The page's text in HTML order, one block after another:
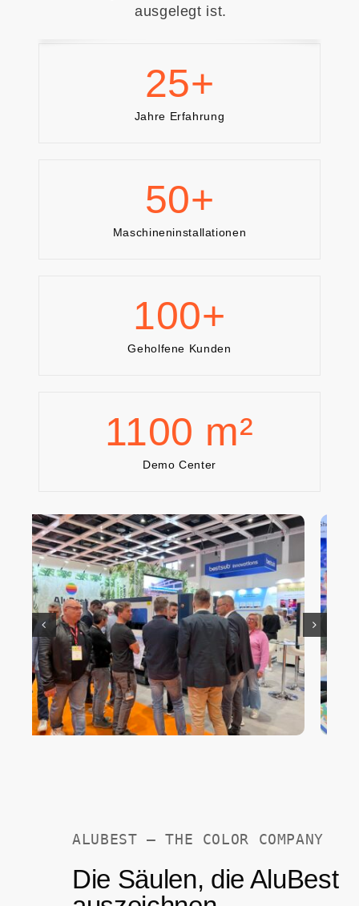
ausgelegt ist.
25+
Jahre Erfahrung
50+
Maschineninstallationen
100+
Geholfene Kunden
1100 m²
Demo Center
ALUBEST – THE COLOR COMPANY
Die Säulen, die AluBest